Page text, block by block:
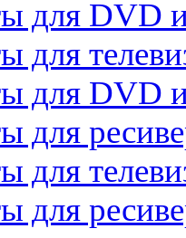
для DVD
для
для DVD
для
для
для